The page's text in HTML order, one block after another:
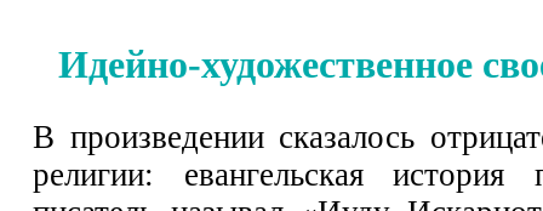
Идейно-художественное
В произведении сказалось
религии: евангельская